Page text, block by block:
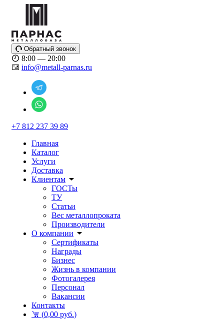
Обратный звонок
8:00 — 20:00
info@metall-parnas.ru
+7 812 237 39 89
Главная
Каталог
Услуги
Доставка
Клиентам
ГОСТы
ТУ
Статьи
Вес металлопроката
Производители
О компании
Сертификаты
Награды
Бизнес
Жизнь в компании
Фотогалерея
Персонал
Вакансии
Контакты
(0,00 руб.)